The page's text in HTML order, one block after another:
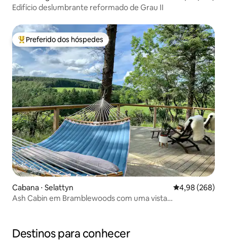
Edifício deslumbrante reformado de Grau II
Entre os melhores preferidos dos hóspedes
Preferido dos hóspedes
Cabana ⋅ Selattyn 4,98 de uma
4,98 (268)
Ash Cabin em Bramblewoods com uma vista
Destinos para conhecer